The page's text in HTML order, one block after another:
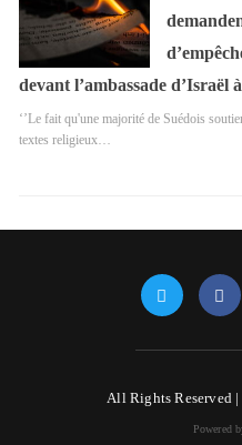
devant l’ambassade d’Israël
‘’Le fait qu'une majorité de Suédois
textes religieux…
All Rights Reserved |
Powered